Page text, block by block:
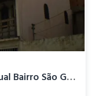
Aluguel de quarto individual Bairro São Gabriel prox a PUC